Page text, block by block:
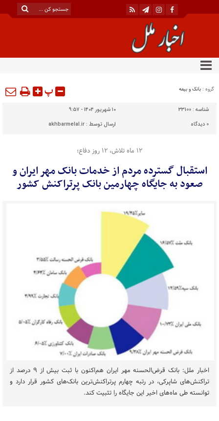
گروه : بانک و بیمه پ
شناسه : 33100
۱۰ شهریور ۱۴۰۴ - ۹:۵۷
0 دیدگاه ارسال توسط :akhbarmelal.ir
۱۲ ماه تلاش، ۱۲ روز دفاع؛
استقبال گسترده مردم از خدمات بانک مهر ایران و
صعود به جایگاه چهارمین بانک پرتراکنش کشور
اخبار ملل: بانک قرض‌الحسنه مهر ایران هم‌اکنون با ثبت بیش از ۹ درصد از
تراکنش‌های شاپرکی، در رتبه چهارم پرتراکنش‌ترین بانک‌های کشور قرار دارد و
توانسته طی ماه‌های اخیر این جایگاه را تثبیت کند.